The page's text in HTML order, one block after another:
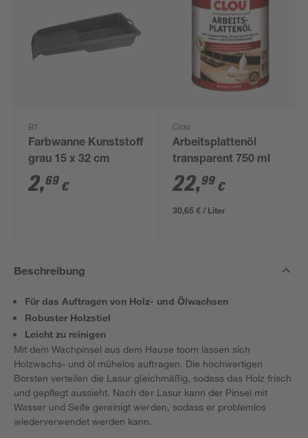
B1
Farbwanne Kunststoff
grau 15 x 32 cm
2,69 €
Clou
Arbeitsplattenöl
transparent 750 ml
22,99 €
30,65 € / Liter
Beschreibung
Für das Auftragen von Holz- und Ölwachsen
Robuster Holzstiel
Leicht zu reinigen
Mit dem Wachpinsel aus dem Hause toom lassen sich
Holzwachs- und öl mühelos auftragen. Die hochwertigen
Borsten verteilen die Lasur gleichmäßig, sodass das Holz frisch
und gepflegt aussieht. Nach der Lasur kann der Pinsel mit
Wasser und Seife gereinigt werden, sodass er problemlos
wiederverwendet werden kann.